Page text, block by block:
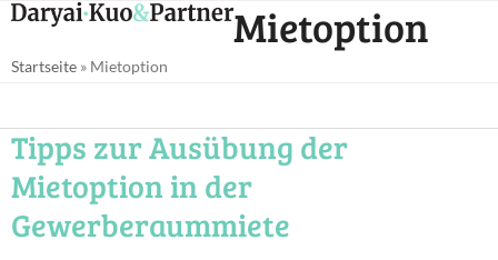
Skip
content
Open
menu
Close
menu
Mietoption
Startseite » Mietoption
Tipps zur Ausübung der
Mietoption in der
Gewerberaummiete